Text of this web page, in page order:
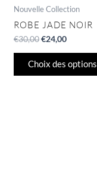
Nouvelle Collection
ROBE JADE NOIR
€30,00€24,00
Choix des options